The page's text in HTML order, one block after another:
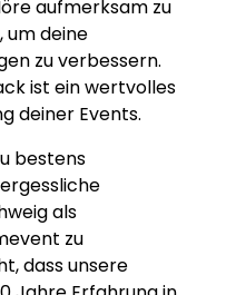
aufmerksam zu
um deine
zu verbessern.
ist ein wertvolles
deiner Events.
bestens
als
zu
dass unsere